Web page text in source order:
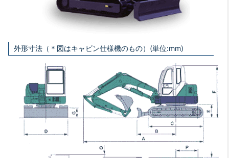
外形寸法（＊図はキャビン仕様機のもの）(単位:mm)